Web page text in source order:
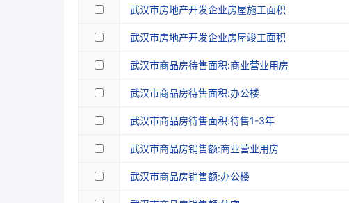
武汉市房地产开发企业房屋施工面积
武汉市房地产开发企业房屋竣工面积
武汉市商品房待售面积:商业营业用房
武汉市商品房待售面积:办公楼
武汉市商品房待售面积:待售1-3年
武汉市商品房销售额:商业营业用房
武汉市商品房销售额:办公楼